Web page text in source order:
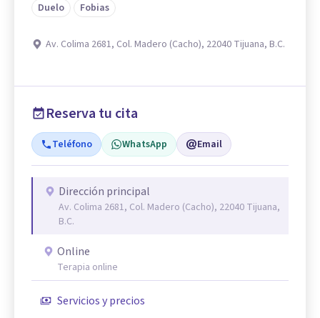
Duelo
Fobias
Av. Colima 2681, Col. Madero (Cacho), 22040 Tijuana, B.C.
Reserva tu cita
Teléfono WhatsApp Email
Dirección principal
Av. Colima 2681, Col. Madero (Cacho), 22040 Tijuana,
B.C.
Online
Terapia online
Servicios y precios